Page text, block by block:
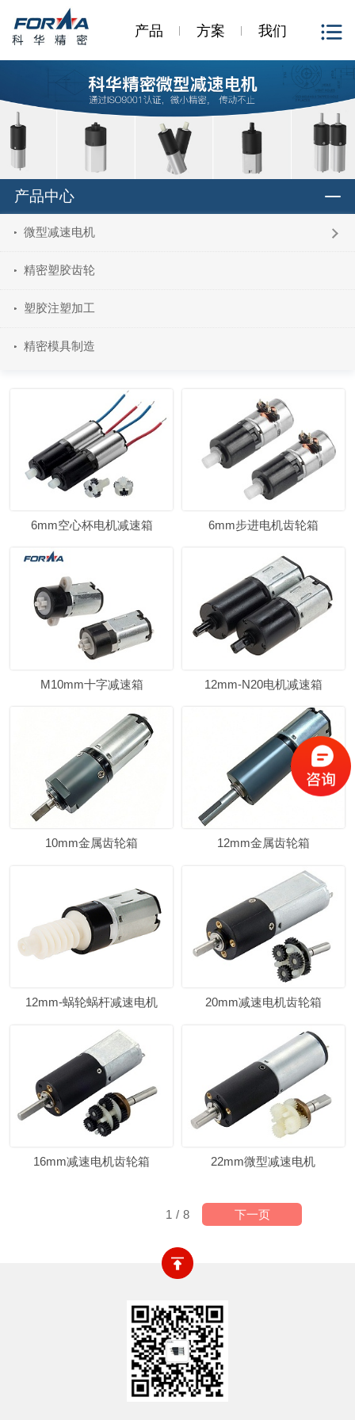
产品 方案 我们
产品中心
微型减速电机
精密塑胶齿轮
塑胶注塑加工
精密模具制造
6mm空心杯电机减速箱 6mm步进电机齿轮箱
M10mm十字减速箱 12mm-N20电机减速箱
10mm金属齿轮箱 12mm金属齿轮箱
12mm-蜗轮蜗杆减速电机 20mm减速电机齿轮箱
16mm减速电机齿轮箱 22mm微型减速电机
1 / 8 下一页